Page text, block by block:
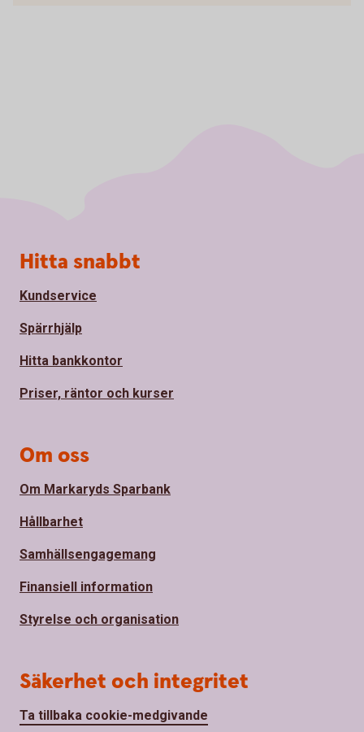
Sidfot
Hitta snabbt
Kundservice
Spärrhjälp
Hitta bankkontor
Priser, räntor och kurser
Om oss
Om Markaryds Sparbank
Hållbarhet
Samhällsengagemang
Finansiell information
Styrelse och organisation
Säkerhet och integritet
Ta tillbaka cookie-medgivande